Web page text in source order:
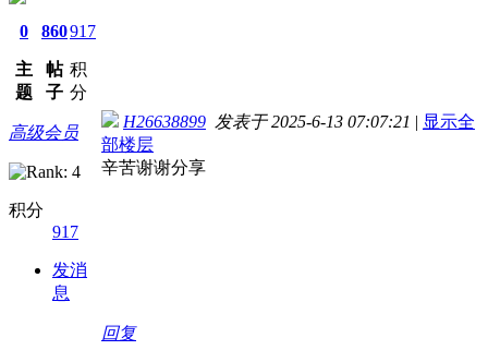
0
主
题
860
帖
子
917
积
分
高级会员
积分
917
发消
息
H26638899 发表于 2025-6-13 07:07:21 | 显示全
部楼层
辛苦谢谢分享
回复